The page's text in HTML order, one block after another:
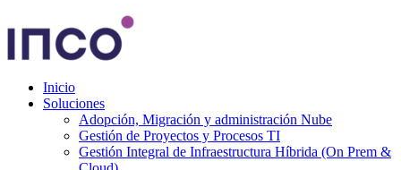
Inicio
Soluciones
Adopción, Migración y administración Nube
Gestión de Proyectos y Procesos TI
Gestión Integral de Infraestructura Híbrida (On Prem &